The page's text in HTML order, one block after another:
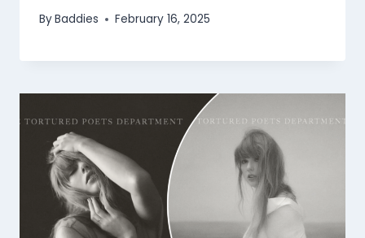
ByBaddies February 16, 2025